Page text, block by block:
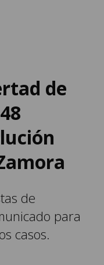
de
de
para
casos.